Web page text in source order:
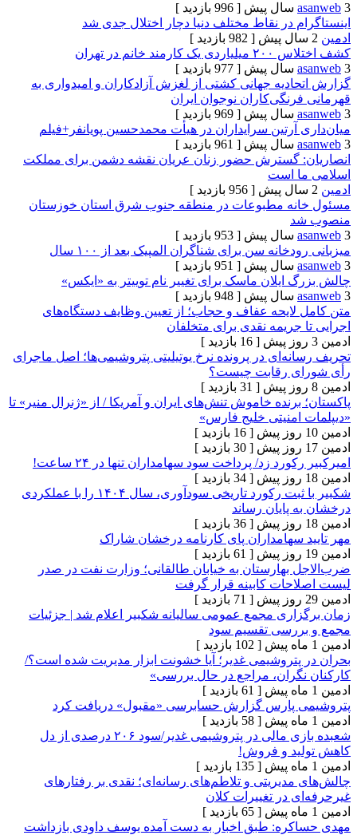
[ 996 بازدید ]
در نقاط مختلف دنیا دچار اختلال جدی شد
[ 982 بازدید ]
خانم در تهران
[ 977 بازدید ]
جهانی کشتی از لغزش آزادکاران و امیدواری به
نوجوان ایران
[ 969 بازدید ]
سرایداران در هیأت محمدحسین پویانفر+فیلم
[ 961 بازدید ]
گسترش حضور زنان عریان نقشه دشمن برای مملکت
است
[ 956 بازدید ]
مطبوعات در منطقه جنوب شرق استان خوزستان
[ 953 بازدید ]
سن برای شناگران المپیک بعد از ۱۰۰ سال
[ 951 بازدید ]
ماسک برای تغییر نام توییتر به «ایکس»
[ 948 بازدید ]
عفاف و حجاب؛ از تعیین وظایف دستگاه‌های
نقدی برای متخلفان
[ 16 بازدید ]
در پرونده نرخ یوتیلیتی پتروشیمی‌ها؛ اصل ماجرای
رقابت چیست؟
[ 31 بازدید ]
خاموش تنش‌های ایران و آمریکا / از «ژنرال منیر» تا
خلیج فارس»
[ 16 بازدید ]
[ 30 بازدید ]
زد/ پرداخت سود سهامداران تنها در ۲۴ ساعت!
[ 34 بازدید ]
شکبیر با ثبت رکورد تاریخی سودآوری، سال ۱۴۰۴ را با عملکردی
رساند
[ 36 بازدید ]
سهامداران پای کارنامه درخشان شاراک
[ 61 بازدید ]
به خیابان طالقانی؛ وزارت نفت در صدر
کابینه قرار گرفت
[ 71 بازدید ]
مجمع عمومی سالیانه شکبیر اعلام شد | جزئیات
تقسیم سود
[ 102 بازدید ]
غدیر؛ آیا خشونت ابزار مدیریت شده است؟/
مراجع در حال بررسی»
[ 61 بازدید ]
پارس گزارش حسابرسی «مقبول» دریافت کرد
[ 58 بازدید ]
شعبده بازی مالی در پتروشیمی‌ غدیر/سود ۲۰۶ درصدی از دل
و فروش!
[ 135 بازدید ]
و تلاطم‌های رسانه‌ای؛ نقدی بر رفتارهای
در تغییرات کلان
[ 65 بازدید ]
طبق اخبار به دست آمده یوسف داودی بازداشت